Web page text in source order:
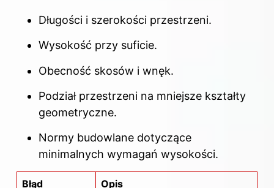
Długości i szerokości przestrzeni.
Wysokość przy suficie.
Obecność skosów i wnęk.
Podział przestrzeni na mniejsze kształty
geometryczne.
Normy budowlane dotyczące
minimalnych wymagań wysokości.
Błąd
Opis